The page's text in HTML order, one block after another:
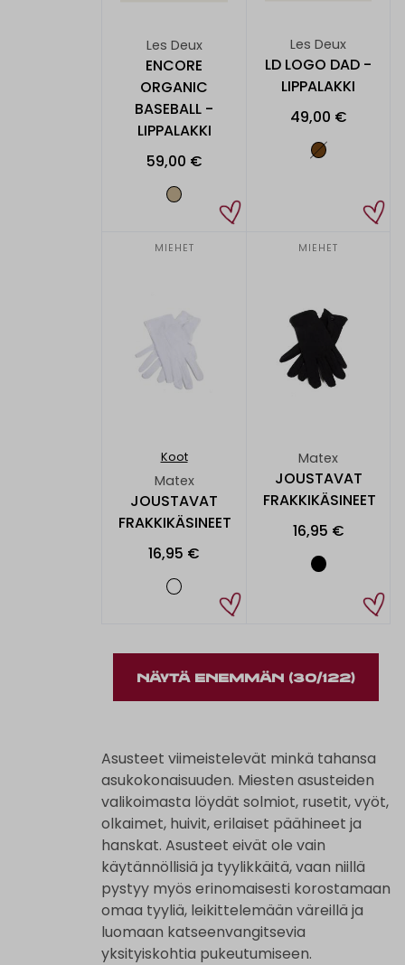
Les Deux
ENCORE
ORGANIC
BASEBALL -
LIPPALAKKI
59,00 €
Les Deux
LD LOGO DAD -
LIPPALAKKI
49,00 €
MIEHET
Koot
Matex
JOUSTAVAT
FRAKKIKÄSINEET
16,95 €
MIEHET
Matex
JOUSTAVAT
FRAKKIKÄSINEET
16,95 €
NÄYTÄ ENEMMÄN (30/122)
Asusteet viimeistelevät minkä tahansa
asukokonaisuuden. Miesten asusteiden
valikoimasta löydät solmiot, rusetit, vyöt,
olkaimet, huivit, erilaiset päähineet ja
hanskat. Asusteet eivät ole vain
käytännöllisiä ja tyylikkäitä, vaan niillä
pystyy myös erinomaisesti korostamaan
omaa tyyliä, leikittelemään väreillä ja
luomaan katseenvangitsevia
yksityiskohtia pukeutumiseen.